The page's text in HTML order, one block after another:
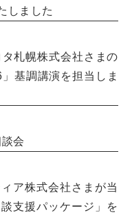
しました
札幌株式会社さまの
基調講演を担当しま
会
ア株式会社さまが当
支援パッケージ」を